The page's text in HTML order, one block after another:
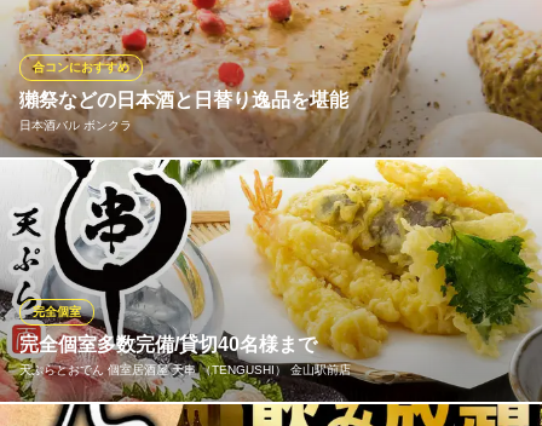
すので、ご予約はお早めがオススメです。
金山おでん 串揚げ でーもん
名古屋名物
地下鉄名城・名港線金山駅 徒歩1分
愛知県名古屋市熱田区金山町1-2-13
獺祭などの日本酒と日替り逸品を堪能
日本酒バル ボンクラ
合コンにおすすめ
日本酒バルボンクラでは、その日の仕入れによって作り出される
逸品料理と日本酒をご提供しています。その日しか味わえない刺
身の盛り合わせや燻製などをご用意しておりどれも日本酒にぴっ
たりです。更に日本酒の銘柄も時期によって取り揃えが変わるの
で、ご宴会仲間と日本酒の好みを話しながらご注文ください。
日本酒バル ボンクラ
金山駅直結の日本酒バル
JR金山駅 徒歩1分
完全個室多数完備/貸切40名様まで
天ぷらとおでん 個室居酒屋 天串 （TENGUSHI） 金山駅前店
完全個室